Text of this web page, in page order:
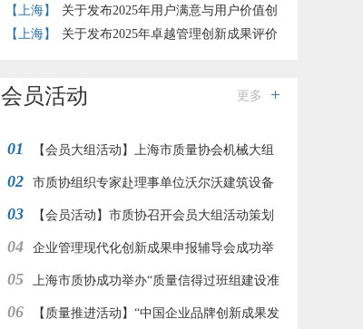
动的通知
【上海】
关于发布2025年用户满意与用户价值创
新实践评价准则团体标准试点评价结果的通知
【上海】
关于发布2025年卓越管理创新成果评价
会员活动 更多
01 【会员大组活动】上海市质量协会机械大组
赴江南造船开展“赞民族工业 品工匠之心”参观交
流活动
02 市质协组织专家赴理事单位沃尔沃建筑设备
调研交流
03 【会员活动】市质协召开会员大组活动策划
交流会
04 企业管理现代化创新成果申报辅导会成功举
办
05 上海市质协成功举办“质量信得过班组建设准
则解读与案例解析”在线直播培训
06 【质量推进活动】“中国企业品牌创新成果发